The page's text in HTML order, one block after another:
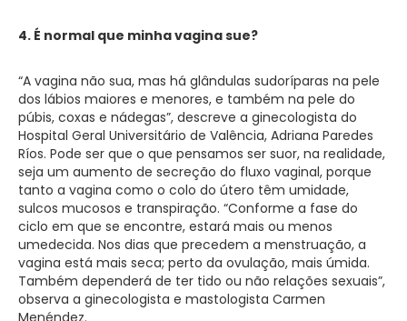
4. É normal que minha vagina sue?
“A vagina não sua, mas há glândulas sudoríparas na pele
dos lábios maiores e menores, e também na pele do
púbis, coxas e nádegas”, descreve a ginecologista do
Hospital Geral Universitário de Valência, Adriana Paredes
Ríos. Pode ser que o que pensamos ser suor, na realidade,
seja um aumento de secreção do fluxo vaginal, porque
tanto a vagina como o colo do útero têm umidade,
sulcos mucosos e transpiração. “Conforme a fase do
ciclo em que se encontre, estará mais ou menos
umedecida. Nos dias que precedem a menstruação, a
vagina está mais seca; perto da ovulação, mais úmida.
Também dependerá de ter tido ou não relações sexuais”,
observa a ginecologista e mastologista Carmen
Menéndez.